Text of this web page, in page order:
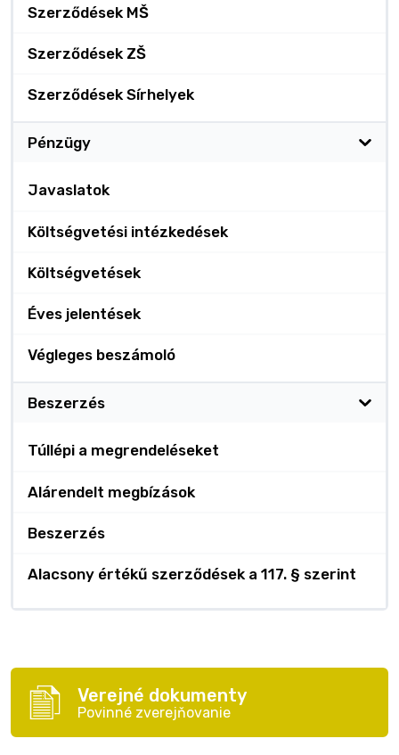
Szerződések MŠ
Szerződések ZŠ
Szerződések Sírhelyek
Pénzügy
Javaslatok
Költségvetési intézkedések
Költségvetések
Éves jelentések
Végleges beszámoló
Beszerzés
Túllépi a megrendeléseket
Alárendelt megbízások
Beszerzés
Alacsony értékű szerződések a 117. § szerint
Verejné dokumenty
Povinné zverejňovanie